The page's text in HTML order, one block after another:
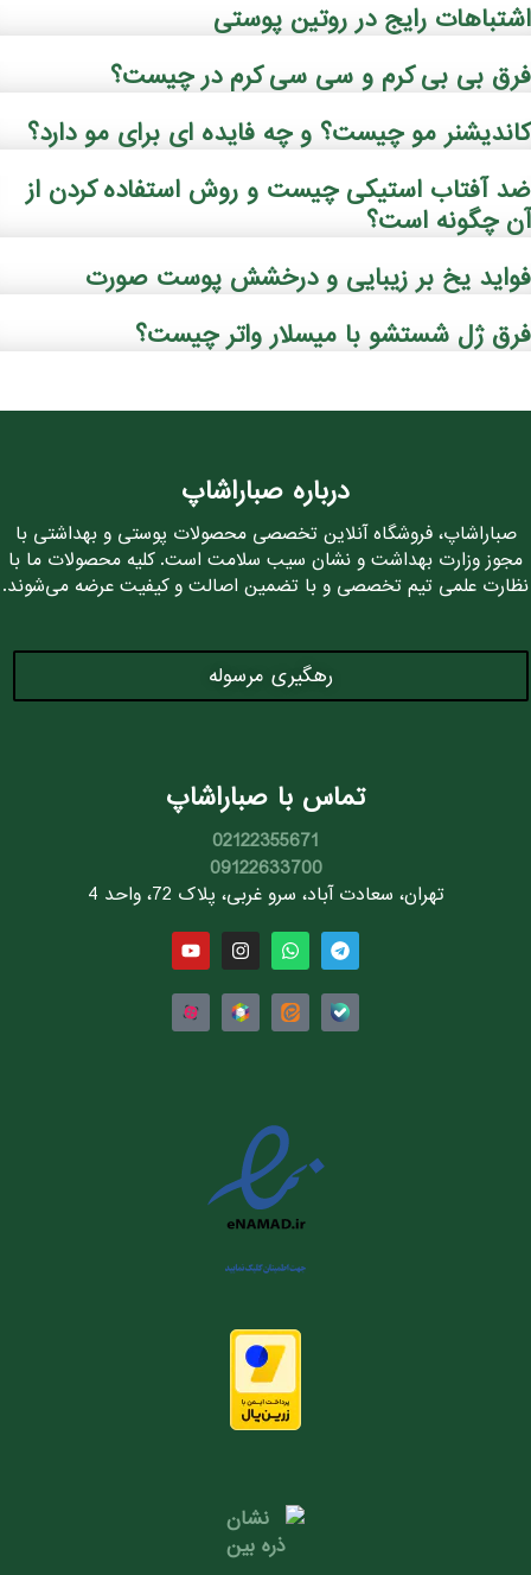
اشتباهات رایج در روتین پوستی
فرق بی بی کرم و سی سی کرم در چیست؟
کاندیشنر مو چیست؟ و چه فایده ‌ای برای مو دارد؟
ضد آفتاب استیکی چیست و روش استفاده کردن از
آن چگونه است؟
فواید یخ بر زیبایی و درخشش پوست صورت
فرق ژل شستشو با میسلار واتر چیست؟
درباره صباراشاپ
صباراشاپ، فروشگاه آنلاین تخصصی محصولات پوستی و بهداشتی با
مجوز وزارت بهداشت و نشان سیب سلامت است. کلیه محصولات ما با
نظارت علمی تیم تخصصی و با تضمین اصالت و کیفیت عرضه می‌شوند.
رهگیری مرسوله
تماس با صباراشاپ
02122355671
09122633700
تهران، سعادت آباد، سرو غربی، پلاک 72، واحد 4